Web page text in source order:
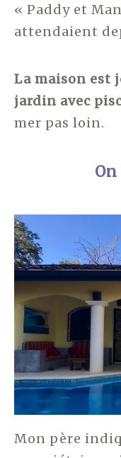
« Paddy et
attendaient
La maison est
jardin avec
mer pas loin.
Mon père